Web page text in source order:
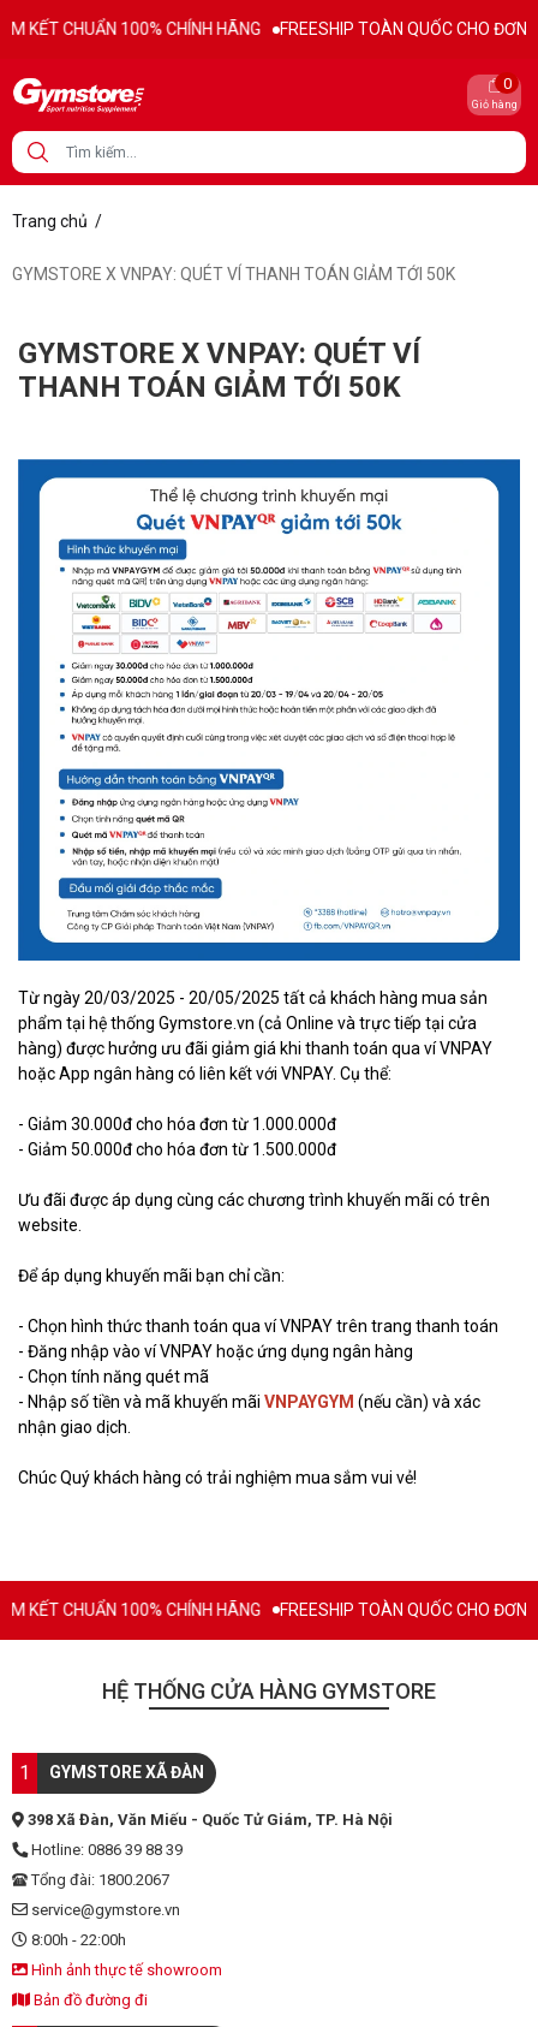
KẾT CHUẨN 100% CHÍNH HÃNG FREESHIP TOÀN QUỐC CHO ĐƠN
Giỏ hàng
0
Trang chủ /
GYMSTORE X VNPAY: QUÉT VÍ THANH TOÁN GIẢM TỚI 50K
GYMSTORE X VNPAY: QUÉT VÍ
THANH TOÁN GIẢM TỚI 50K
Từ ngày 20/03/2025 - 20/05/2025 tất cả khách hàng mua sản
phẩm tại hệ thống Gymstore.vn (cả Online và trực tiếp tại cửa
hàng) được hưởng ưu đãi giảm giá khi thanh toán qua ví VNPAY
hoặc App ngân hàng có liên kết với VNPAY. Cụ thể:
- Giảm 30.000đ cho hóa đơn từ 1.000.000đ
- Giảm 50.000đ cho hóa đơn từ 1.500.000đ
Ưu đãi được áp dụng cùng các chương trình khuyến mãi có trên
website.
Để áp dụng khuyến mãi bạn chỉ cần:
- Chọn hình thức thanh toán qua ví VNPAY trên trang thanh toán
- Đăng nhập vào ví VNPAY hoặc ứng dụng ngân hàng
- Chọn tính năng quét mã
- Nhập số tiền và mã khuyến mãi VNPAYGYM (nếu cần) và xác
nhận giao dịch.
Chúc Quý khách hàng có trải nghiệm mua sắm vui vẻ!
KẾT CHUẨN 100% CHÍNH HÃNG FREESHIP TOÀN QUỐC CHO ĐƠN
HỆ THỐNG CỬA HÀNG GYMSTORE
1 GYMSTORE XÃ ĐÀN
398 Xã Đàn, Văn Miếu - Quốc Tử Giám, TP. Hà Nội
Hotline: 0886 39 88 39
Tổng đài: 1800.2067
service@gymstore.vn
8:00h - 22:00h
Hình ảnh thực tế showroom
Bản đồ đường đi